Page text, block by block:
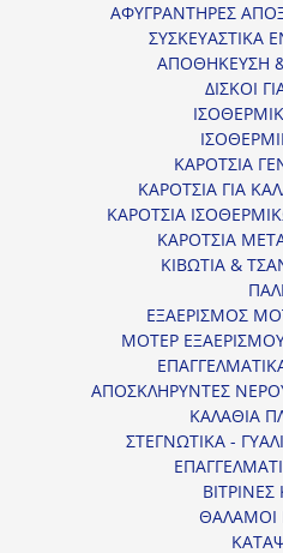
ΑΦΥΓΡΑΝΤΗΡΕΣ
ΣΥΣΚΕΥΑΣΤΙΚΑ
ΑΠΟΘΗΚΕΥΣΗ
ΔΙΣΚΟΙ
ΚΑΡΟΤΣΙΑ
ΚΑΡΟΤΣΙΑ ΓΙΑ
ΚΑΡΟΤΣΙΑ
ΚΑΡΟΤΣΙΑ
ΚΙΒΩΤΙΑ &
ΕΞΑΕΡΙΣΜΟΣ
ΜΟΤΕΡ
ΑΠΟΣΚΛΗΡΥΝΤΕΣ
ΚΑΛΑΘΙΑ
ΣΤΕΓΝΩΤΙΚΑ -
ΘΑΛΑΜΟΙ